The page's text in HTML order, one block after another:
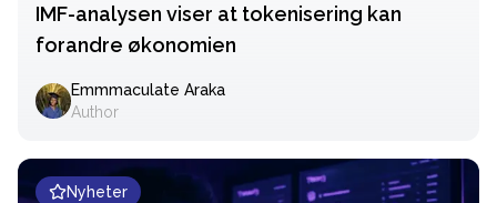
IMF-analysen viser at tokenisering kan
forandre økonomien
Emmmaculate Araka
Author
Nyheter